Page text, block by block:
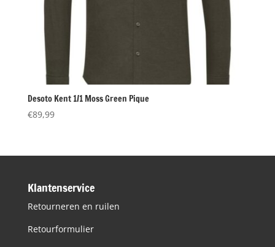
Desoto Kent 1/1 Moss Green Pique
€89,99
Klantenservice
Retourneren en ruilen
Retourformulier